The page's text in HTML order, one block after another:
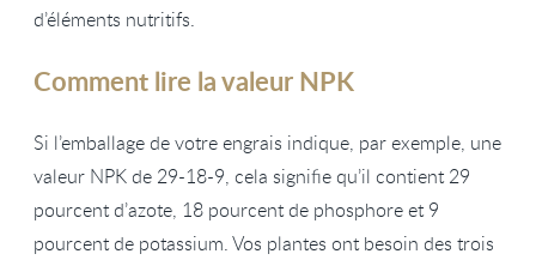
d’éléments nutritifs.
Comment lire la valeur NPK
Si l’emballage de votre engrais indique, par exemple, une
valeur NPK de 29-18-9, cela signifie qu’il contient 29
pourcent d’azote, 18 pourcent de phosphore et 9
pourcent de potassium. Vos plantes ont besoin des trois